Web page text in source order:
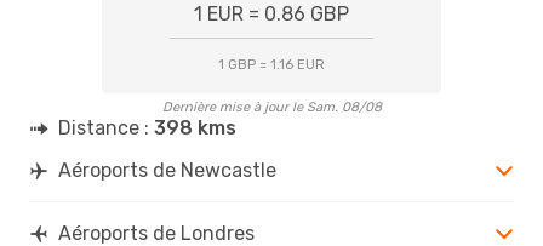
1 EUR = 0.86 GBP
1 GBP = 1.16 EUR
Dernière mise à jour le Sam. 08/08
Distance : 398 kms
Aéroports de Newcastle
Aéroports de Londres